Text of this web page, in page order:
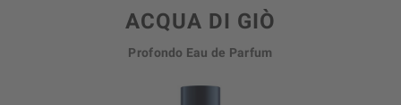
ACQUA DI GIÒ
Profondo Eau de Parfum